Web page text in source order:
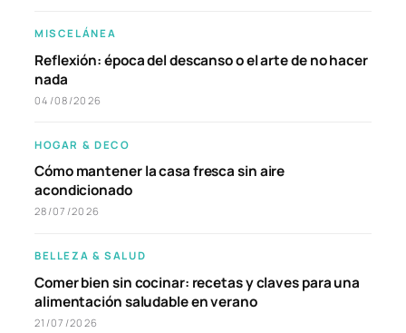
MISCELÁNEA
Reflexión: época del descanso o el arte de no hacer
nada
04/08/2026
HOGAR & DECO
Cómo mantener la casa fresca sin aire
acondicionado
28/07/2026
BELLEZA & SALUD
Comer bien sin cocinar: recetas y claves para una
alimentación saludable en verano
21/07/2026